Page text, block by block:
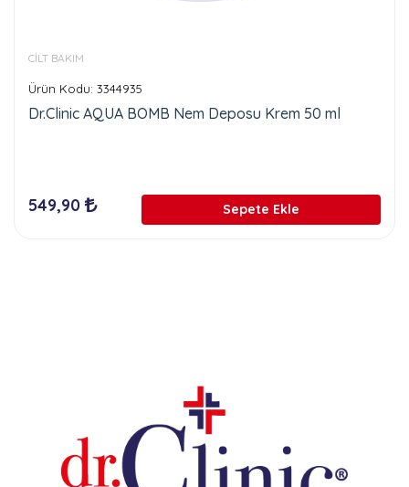
CİLT BAKIM
Ürün Kodu: 3344935
Dr.Clinic AQUA BOMB Nem Deposu Krem 50 ml
549,90 Sepete Ekle